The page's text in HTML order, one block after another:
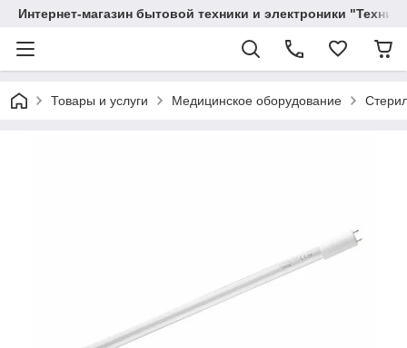
Интернет-магазин бытовой техники и электроники
Товары и услуги Медицинское оборудование